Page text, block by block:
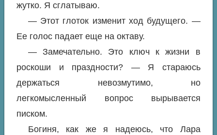
жутко. Я сглатываю.
— Этот глоток изменит ход будущего. —
Ее голос падает еще на октаву.
— Замечательно. Это ключ к жизни в
роскоши и праздности? — Я стараюсь
держаться невозмутимо, но
легкомысленный вопрос вырывается
писком.
Богиня, как же я надеюсь, что Лара